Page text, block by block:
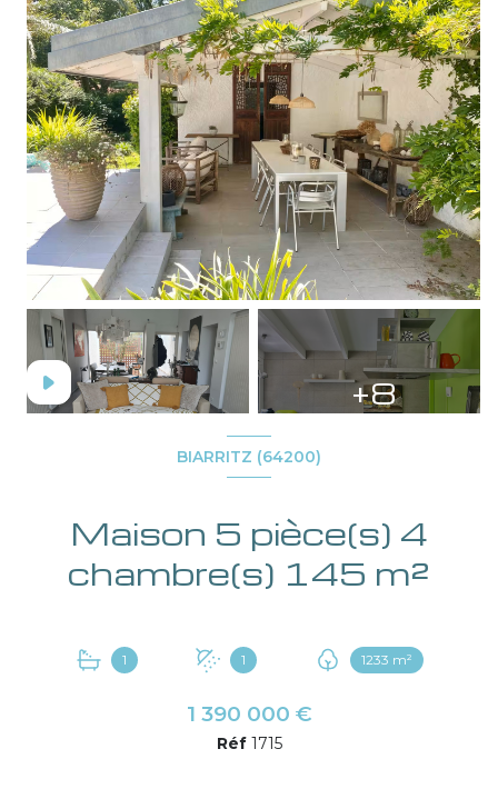
+8
BIARRITZ (64200)
Maison 5 pièce(s) 4
chambre(s) 145 m²
1 1 1233 m²
1 390 000 €
Réf 1715